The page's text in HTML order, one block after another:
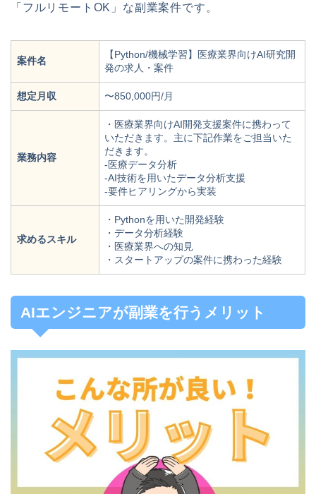
「フルリモートOK」な副業案件です。
案件名
【Python/機械学習】医療業界向けAI研究開
発の求人・案件
想定月収 〜850,000円/月
業務内容
・医療業界向けAI開発支援案件に携わって
いただきます。主に下記作業をご担当いた
だきます。
‐医療データ分析
‐AI技術を用いたデータ分析支援
-要件ヒアリングから実装
求めるスキル
・Pythonを用いた開発経験
・データ分析経験
・医療業界への知見
・スタートアップの案件に携わった経験
AIエンジニアが副業を行うメリット